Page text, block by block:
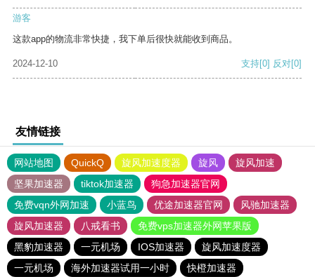
游客
这款app的物流非常快捷，我下单后很快就能收到商品。
2024-12-10 支持[0] 反对[0]
友情链接
网站地图 QuickQ 旋风加速度器 旋风
旋风加速
坚果加速器
tiktok加速器
狗急加速器官网
免费vqn外网加速
小蓝鸟 优途加速器官网
风驰加速器
旋风加速器
八戒看书
免费vps加速器外网苹果版
黑豹加速器
一元机场 IOS加速器
旋风加速度器
一元机场
海外加速器试用一小时
快橙加速器